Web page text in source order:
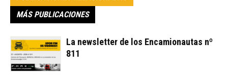
MÁS PUBLICACIONES
La newsletter de los Encamionautas nº
811